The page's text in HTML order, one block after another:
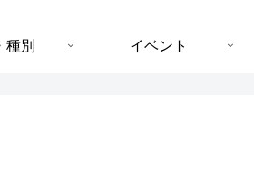
種別 イベント